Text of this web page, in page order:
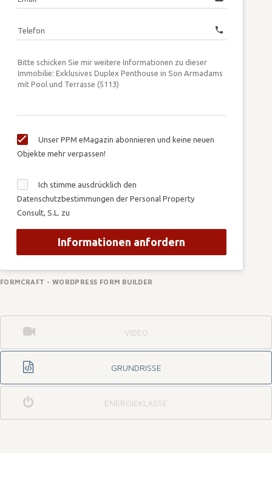
Telefon call
Unser PPM eMagazin abonnieren und keine neuen
Objekte mehr verpassen!
Ich stimme ausdrücklich den
Datenschutzbestimmungen der Personal Property
Consult, S.L. zu
Informationen anfordern
FORMCRAFT - WORDPRESS FORM BUILDER
VIDEO
GRUNDRISSE
ENERGIEKLASSE